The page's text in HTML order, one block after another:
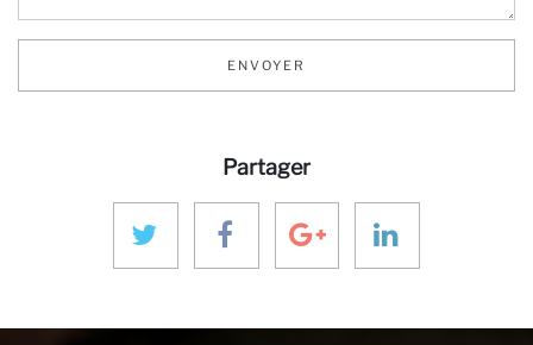
ENVOYER
Partager